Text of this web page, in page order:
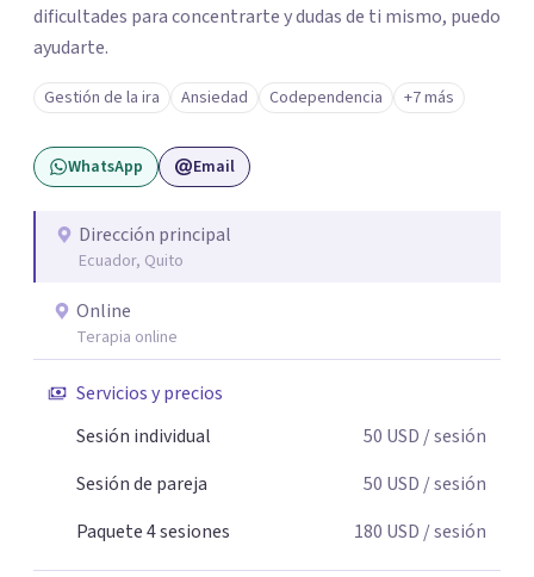
dificultades para concentrarte y dudas de ti mismo, puedo
ayudarte.
Gestión de la ira Ansiedad Codependencia +7 más
WhatsApp Email
Dirección principal
Ecuador, Quito
Online
Terapia online
Servicios y precios
Sesión individual
50 USD / sesión
Sesión de pareja
50 USD / sesión
Paquete 4 sesiones
180 USD / sesión